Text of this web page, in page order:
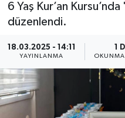
6 Yaş Kur’an
düzenlendi.
18.03.2025 - 14:11
YAYINLANMA
1
OKUNMA
Amasya Müftülüğü
Ankara Müftülüğü
Antalya Müftülüğü
Ardahan Müftülüğü
Diyanet Takvimi
Dualar
Hadislerle İslam
Kudüs
DİYANET eKİTAP
Diyanet Dergi
TDV
Hutbeler
Tüm Manşetler
Son Dakika
Haber Arşivi